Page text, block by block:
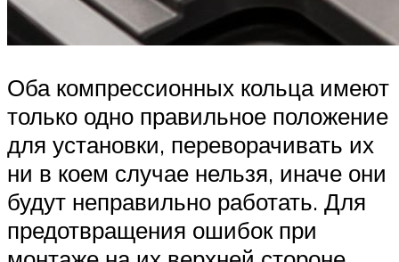
Оба компрессионных кольца имеют
только одно правильное положение
для установки, переворачивать их
ни в коем случае нельзя, иначе они
будут неправильно работать. Для
предотвращения ошибок при